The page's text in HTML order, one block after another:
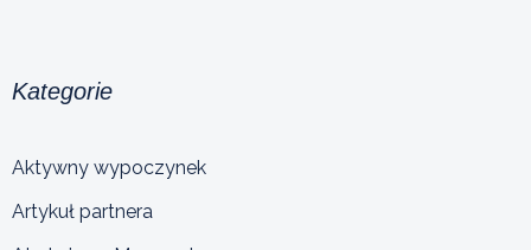
Kategorie
Aktywny wypoczynek
Artykuł partnera